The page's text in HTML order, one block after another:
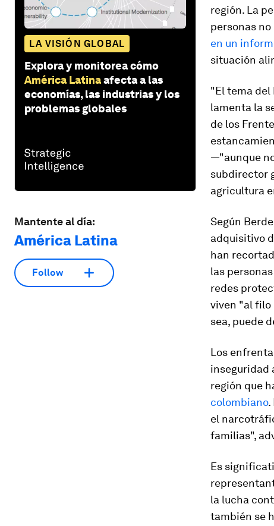
LA VISIÓN GLOBAL
Explora y monitorea cómo
América Latinaafecta a las
economías, las industrias y los
problemas globales
Mantente al día:
América Latina
Follow
región. La
personas
en un
situación
"El tema del
lamenta la
de los
—"aunque
subdirector
agricultura
Según
adquisitivo
han
las
redes
viven "al filo
sea, puede
Los
inseguridad
región que
colombiano.
el
familias",
Es
la lucha
también se